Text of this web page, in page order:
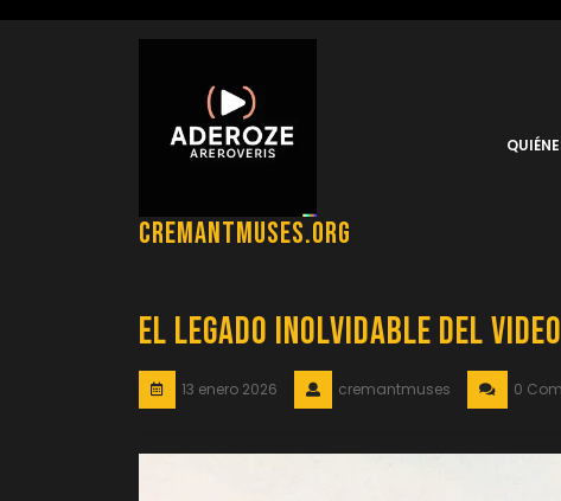
cremantmuses.org
El legado inolvidable del
13 enero 2026 cremantmuses 0